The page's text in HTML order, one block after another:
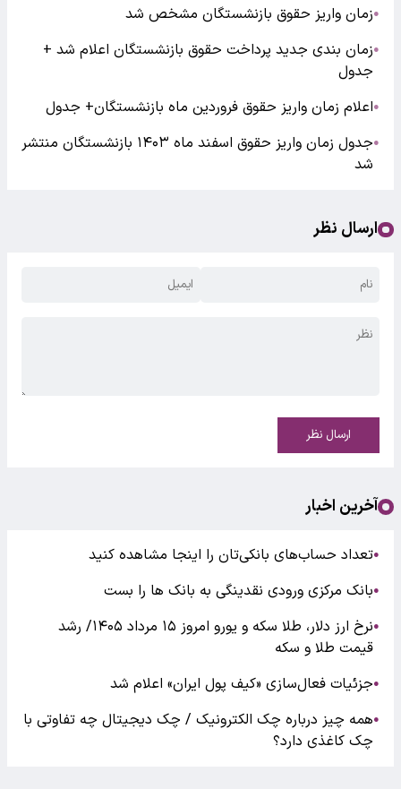
●زمان واریز حقوق بازنشستگان مشخص شد
●زمان بندی جدید پرداخت حقوق بازنشستگان اعلام شد +
جدول
●اعلام زمان واریز حقوق فروردین ماه بازنشستگان+ جدول
●
جدول زمان واریز حقوق اسفند ماه ۱۴۰۳ بازنشستگان منتشر
شد
ارسال نظر
ارسال نظر
آخرین اخبار
●تعداد حساب‌های بانکی‌تان را اینجا مشاهده کنید
●بانک مرکزی ورودی نقدینگی به بانک ها را بست
●
نرخ ارز دلار، طلا سکه و یورو امروز ۱۵ مرداد ۱۴۰۵/ رشد
قیمت طلا و سکه
●جزئیات فعال‌سازی «کیف پول ایران» اعلام شد
●همه چیز درباره چک الکترونیک / چک دیجیتال چه تفاوتی با
چک کاغذی دارد؟